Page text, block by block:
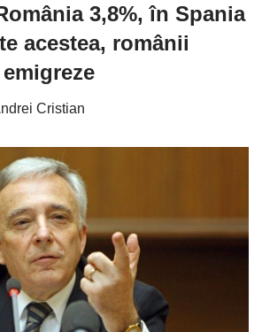
3,8%, în Spania
acestea, românii
Cristian